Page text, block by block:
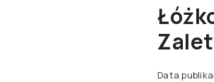
Data